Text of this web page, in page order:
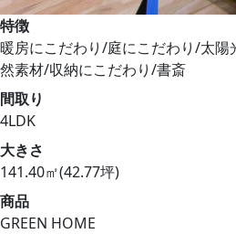
特徴
暖房にこだわり/庭にこだわり/太
然素材/収納にこだわり/書斎
間取り
4LDK
大きさ
141.40㎡(42.77坪)
商品
GREEN HOME